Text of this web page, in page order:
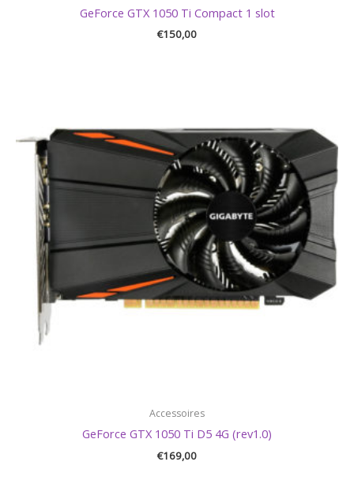
GeForce GTX 1050 Ti Compact 1 slot
€150,00
Accessoires
GeForce GTX 1050 Ti D5 4G (rev1.0)
€169,00